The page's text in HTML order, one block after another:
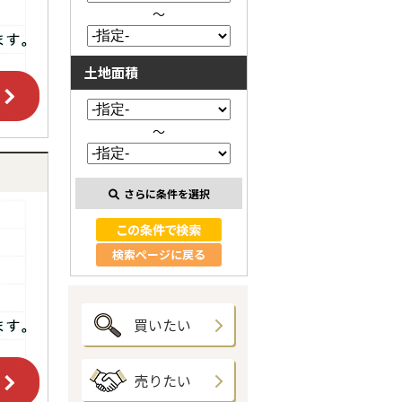
～
土地面積
～
さらに条件を選択
検索ページに戻る
買いたい
売りたい